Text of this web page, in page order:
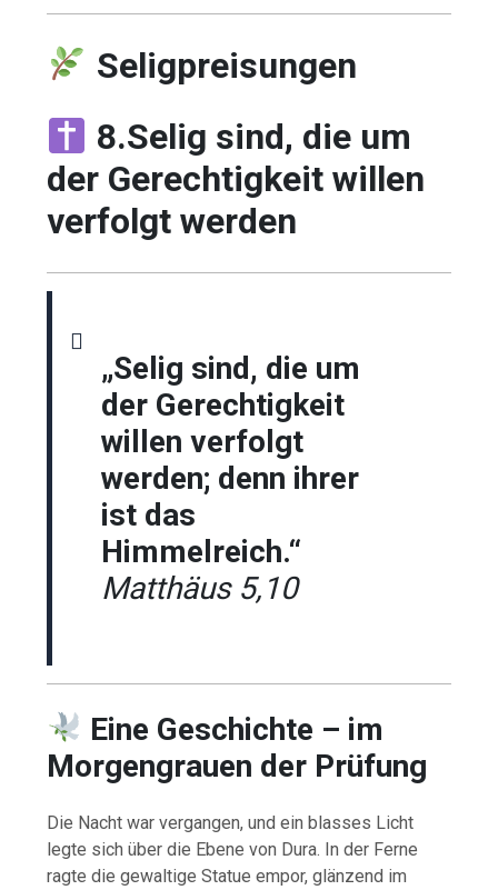
Seligpreisungen
8.Selig sind, die um
der Gerechtigkeit willen
verfolgt werden
„Selig sind, die um
der Gerechtigkeit
willen verfolgt
werden; denn ihrer
ist das
Himmelreich.“
Matthäus 5,10
Eine Geschichte – im
Morgengrauen der Prüfung
Die Nacht war vergangen, und ein blasses Licht
legte sich über die Ebene von Dura. In der Ferne
ragte die gewaltige Statue empor, glänzend im